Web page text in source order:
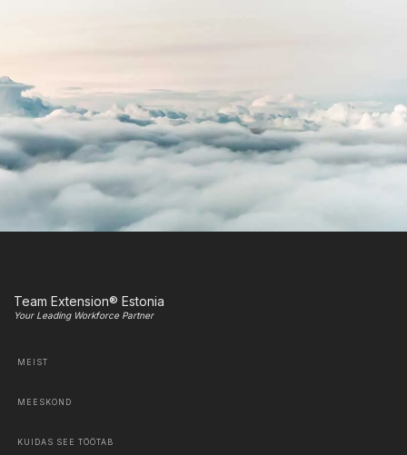
Team Extension® Estonia
Your Leading Workforce Partner
MEIST
MEESKOND
KUIDAS SEE TÖÖTAB